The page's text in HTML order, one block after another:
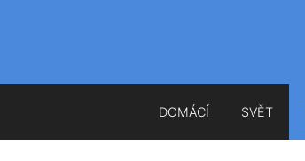
DOMÁCÍ SVĚT